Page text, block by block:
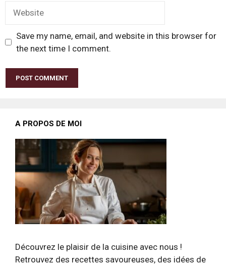
Save my name, email, and website in this browser for
the next time I comment.
A PROPOS DE MOI
Découvrez le plaisir de la cuisine avec nous !
Retrouvez des recettes savoureuses, des idées de